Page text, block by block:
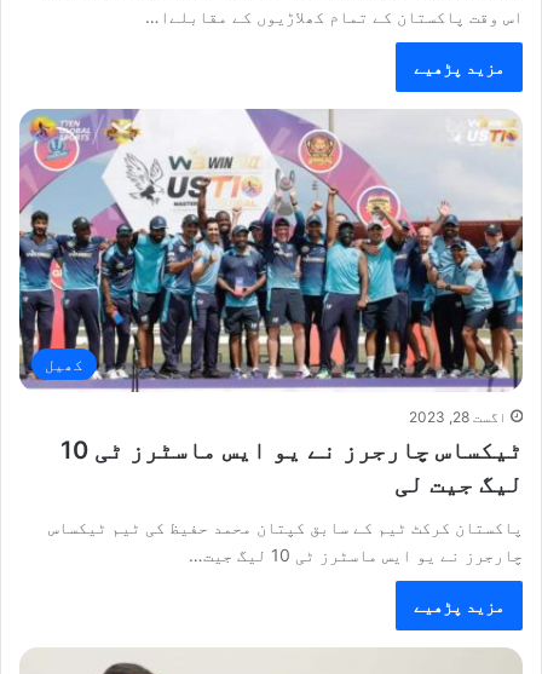
اس وقت پاکستان کے تمام کھلاڑیوں کے مقابلےا…
مزید پڑھیے
کھیل
اگست 28, 2023
ٹیکساس چارجرز نے یو ایس ماسٹرز ٹی 10
لیگ جیت لی
پاکستان کرکٹ ٹیم کے سابق کپتان محمد حفیظ کی ٹیم ٹیکساس
چارجرز نے یو ایس ماسٹرز ٹی 10 لیگ جیت…
مزید پڑھیے